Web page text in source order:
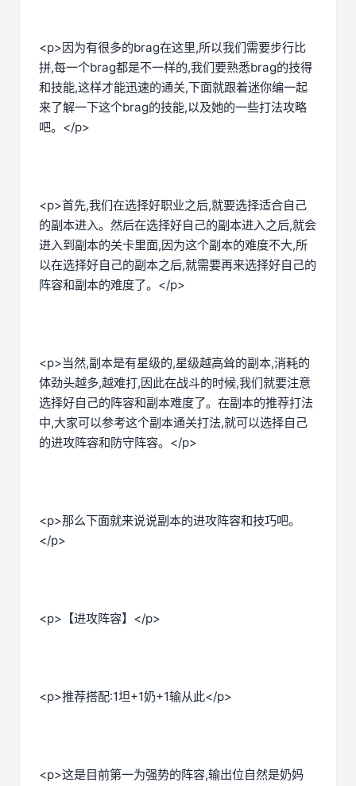
<p>因为有很多的brag在这里,所以我们需要步行比
拼,每一个brag都是不一样的,我们要熟悉brag的技得
和技能,这样才能迅速的通关,下面就跟着迷你编一起
来了解一下这个brag的技能,以及她的一些打法攻略
吧。</p>
<p>首先,我们在选择好职业之后,就要选择适合自己
的副本进入。然后在选择好自己的副本进入之后,就会
进入到副本的关卡里面,因为这个副本的难度不大,所
以在选择好自己的副本之后,就需要再来选择好自己的
阵容和副本的难度了。</p>
<p>当然,副本是有星级的,星级越高耸的副本,消耗的
体劲头越多,越难打,因此在战斗的时候,我们就要注意
选择好自己的阵容和副本难度了。在副本的推荐打法
中,大家可以参考这个副本通关打法,就可以选择自己
的进攻阵容和防守阵容。</p>
<p>那么下面就来说说副本的进攻阵容和技巧吧。
</p>
<p>【进攻阵容】</p>
<p>推荐搭配:1坦+1奶+1输从此</p>
<p>这是目前第一为强势的阵容,输出位自然是奶妈